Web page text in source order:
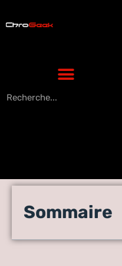
Évolution
sans risque ?
Sommaire